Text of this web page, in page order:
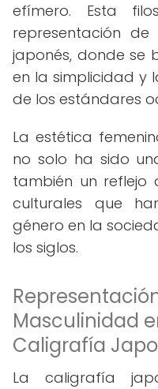
efímero. Esta
representación
japonés, donde se
en la simplicidad y
de los estándares
La estética
no solo ha sido
también un reflejo
culturales que
género en la
los siglos.
Masculinidad
Caligrafía
La caligrafía